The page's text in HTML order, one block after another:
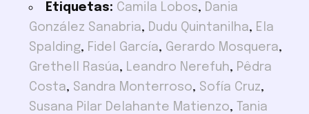
Etiquetas: Camila Lobos, Dania
González Sanabria, Dudu Quintanilha, Ela
Spalding, Fidel García, Gerardo Mosquera,
Grethell Rasúa, Leandro Nerefuh, Pêdra
Costa, Sandra Monterroso, Sofía Cruz,
Susana Pilar Delahante Matienzo,
Tania